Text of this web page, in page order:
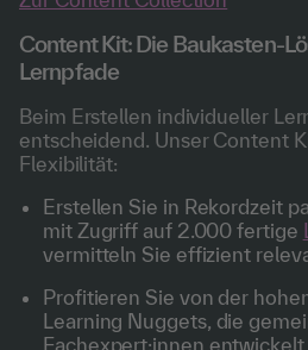
Content Kit: Die Baukasten-
Lernpfade
Beim Erstellen individueller
entscheidend. Unser Content
Flexibilität:
Erstellen Sie in Rekordzeit
mit Zugriff auf 2.000 fertige
vermitteln Sie effizient
Profitieren Sie von der
Learning Nuggets, die
Fachexpert:innen